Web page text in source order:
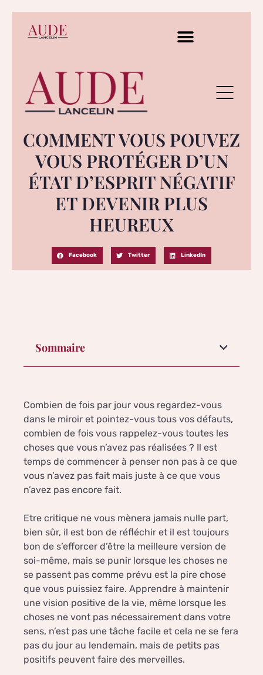
COMMENT VOUS POUVEZ
VOUS PROTÉGER D’UN
ÉTAT D’ESPRIT NÉGATIF
ET DEVENIR PLUS
HEUREUX
Facebook Twitter LinkedIn
Sommaire
Combien de fois par jour vous regardez-vous
dans le miroir et pointez-vous tous vos défauts,
combien de fois vous rappelez-vous toutes les
choses que vous n’avez pas réalisées ? Il est
temps de commencer à penser non pas à ce que
vous n’avez pas fait mais juste à ce que vous
n’avez pas encore fait.
Etre critique ne vous mènera jamais nulle part,
bien sûr, il est bon de réfléchir et il est toujours
bon de s’efforcer d’être la meilleure version de
soi-même, mais se punir lorsque les choses ne
se passent pas comme prévu est la pire chose
que vous puissiez faire. Apprendre à maintenir
une vision positive de la vie, même lorsque les
choses ne vont pas nécessairement dans votre
sens, n’est pas une tâche facile et cela ne se fera
pas du jour au lendemain, mais de petits pas
positifs peuvent faire des merveilles.